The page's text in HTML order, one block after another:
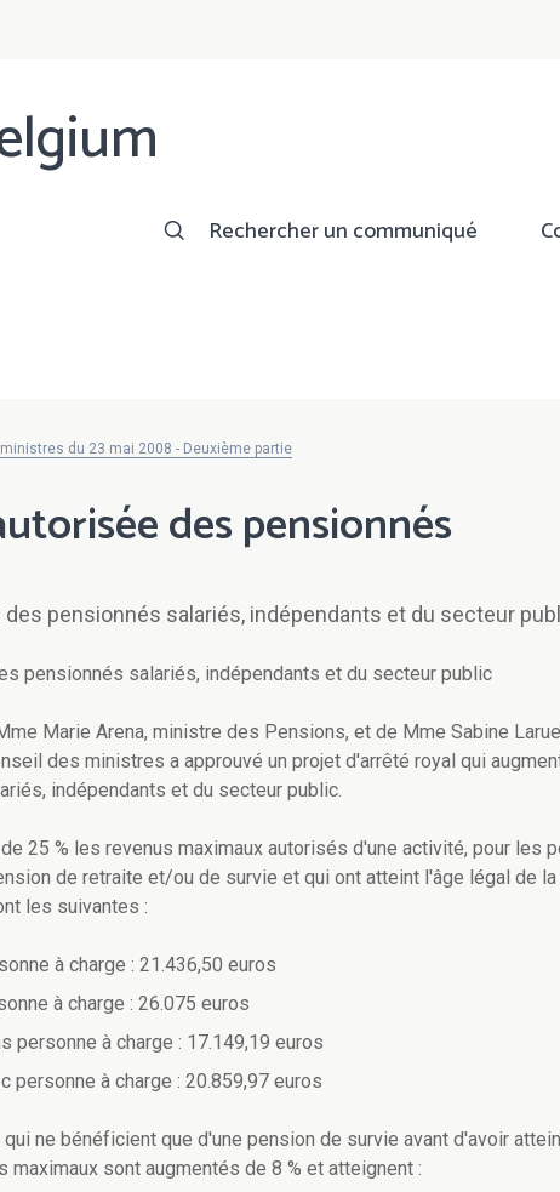
Rechercher un communiqué
du 23 mai 2008 - Deuxième partie
des pensionnés
pensionnés salariés, indépendants et du secteur
pensionnés salariés, indépendants et du secteur public
Marie Arena, ministre des Pensions, et de Mme Sabine
des ministres a approuvé un projet d'arrêté royal qui
indépendants et du secteur public.
25 % les revenus maximaux autorisés d'une activité, pour les
de retraite et/ou de survie et qui ont atteint l'âge légal de
les suivantes :
à charge : 21.436,50 euros
à charge : 26.075 euros
personne à charge : 17.149,19 euros
personne à charge : 20.859,97 euros
ne bénéficient que d'une pension de survie avant d'avoir
maximaux sont augmentés de 8 % et atteignent :